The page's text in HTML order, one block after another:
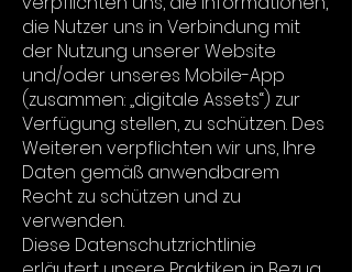
die Nutzer uns in Verbindung mit
der Nutzung unserer Website
und/oder unseres Mobile-App
(zusammen: „digitale Assets“) zur
Verfügung stellen, zu schützen. Des
Weiteren verpflichten wir uns, Ihre
Daten gemäß anwendbarem
Recht zu schützen und zu
verwenden.
Diese Datenschutzrichtlinie